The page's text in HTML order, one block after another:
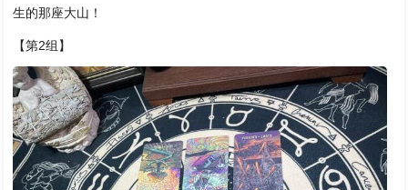
生的那座大山！
【第2组】